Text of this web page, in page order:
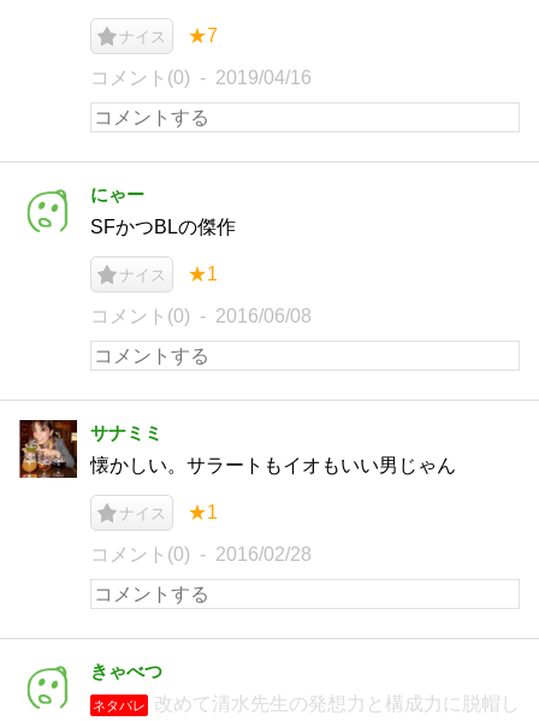
ナイス ★7
コメント(0) 2019/04/16
にゃー
SFかつBLの傑作
ナイス ★1
コメント(0) 2016/06/08
サナミミ
懐かしい。サラートもイオもいい男じゃん
ナイス ★1
コメント(0) 2016/02/28
きゃべつ
ネタバレ
改めて清水先生の発想力と構成力に脱帽し